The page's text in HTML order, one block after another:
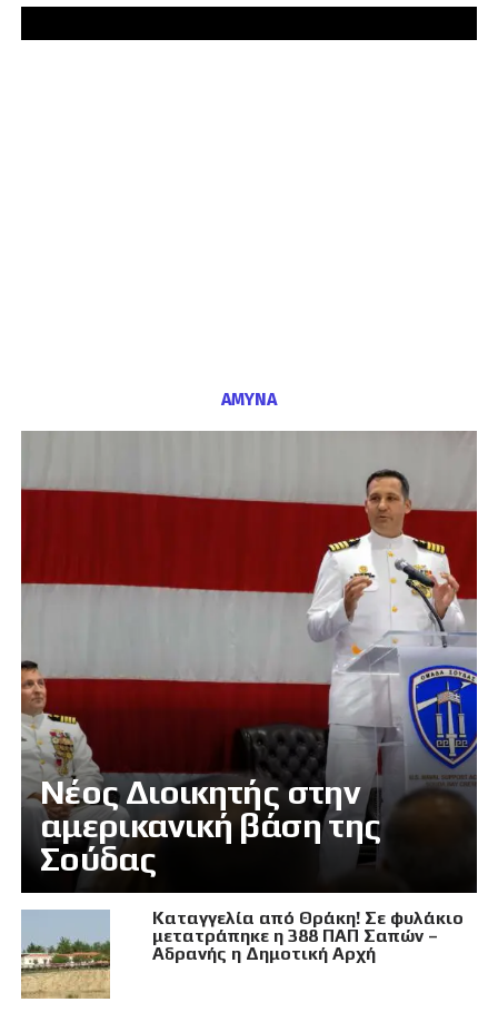
ΑΜΥΝΑ
Νέος Διοικητής στην
αμερικανική βάση της
Σούδας
Καταγγελία από Θράκη! Σε φυλάκιο
μετατράπηκε η 388 ΠΑΠ Σαπών –
Αδρανής η Δημοτική Αρχή